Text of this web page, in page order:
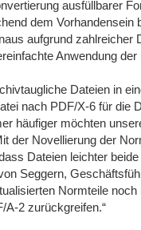
ausfüllbarer
dem
aufgrund zahlreicher
Anwendung
Dateien in
nach PDF/X-6 für die
häufiger möchten
der Novellierung der
Dateien leichter
Seggern,
Normteile
A-2 zurückgreifen.“